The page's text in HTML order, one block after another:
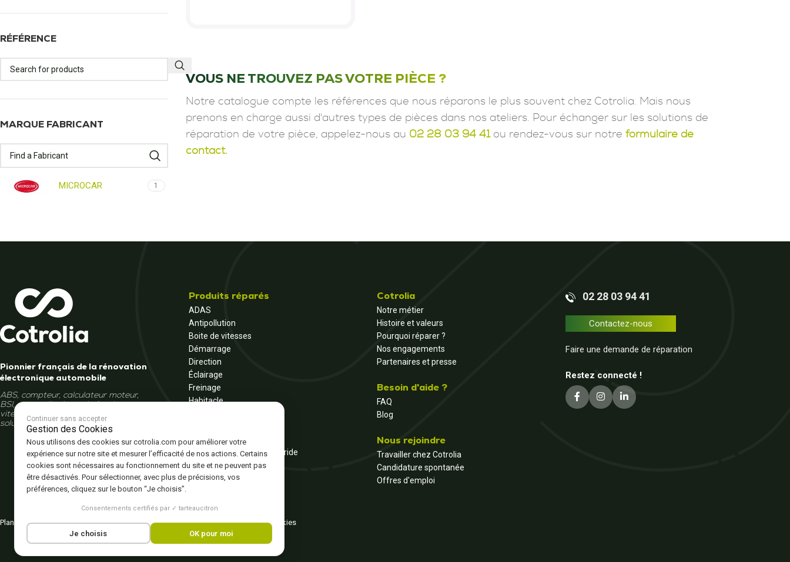
RÉFÉRENCE
MARQUE FABRICANT
MICROCAR 1
VOUS NE TROUVEZ PAS VOTRE PIÈCE ?
Notre catalogue compte les références que nous réparons le plus souvent chez Cotrolia. Mais nous
prenons en charge aussi d'autres types de pièces dans nos ateliers. Pour échanger sur les solutions de
réparation de votre pièce, appelez-nous au 02 28 03 94 41ou rendez-vous sur notre formulaire de
contact.
Pionnier français de la rénovation
électronique automobile
ABS, compteur, calculateur moteur,
BSI, autoradio, écran, boîte de
vitesses... Et si la réparation était la
solution ?
Produits réparés
ADAS
Antipollution
Boite de vitesses
Démarrage
Direction
Éclairage
Freinage
Habitacle
Tableau de bord
Véhicule électrique et hybride
Cotrolia
Notre métier
Histoire et valeurs
Pourquoi réparer ?
Nos engagements
Partenaires et presse
Besoin d'aide ?
FAQ
Blog
Nous rejoindre
Travailler chez Cotrolia
Candidature spontanée
Offres d'emploi
02 28 03 94 41
Contactez-nous
Faire une demande de réparation
Restez connecté !
Plan du sitePolitique de confidentialitéCGV – CGUMentions légalesGestion des cookies
Continuer sans accepter
Gestion des Cookies
Nous utilisons des cookies sur cotrolia.com pour améliorer votre
expérience sur notre site et mesurer l’efficacité de nos actions. Certains
cookies sont nécessaires au fonctionnement du site et ne peuvent pas
être désactivés. Pour sélectionner, avec plus de précisions, vos
préférences, cliquez sur le bouton “Je choisis”.
Consentements certifiés par ✓ tarteaucitron
Je choisis OK pour moi